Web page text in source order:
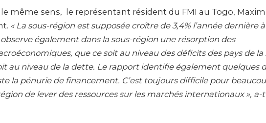
même sens, le représentant résident du FMI au Togo,
« La sous-région est supposée croître de 3,4% l’année dernière à
également dans la sous-région une résorption des
que ce soit au niveau des déficits des pays de la
au niveau de la dette. Le rapport identifie également quelques
la pénurie de financement. C’est toujours difficile pour
de lever des ressources sur les marchés internationaux », a-